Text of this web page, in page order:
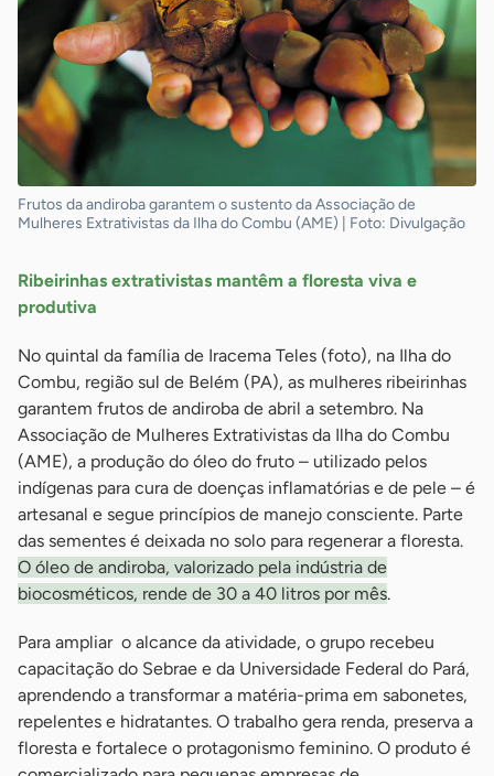
Frutos da andiroba garantem o sustento da Associação de
Mulheres Extrativistas da Ilha do Combu (AME) | Foto: Divulgação
Ribeirinhas extrativistas mantêm a floresta viva e
produtiva
No quintal da família de Iracema Teles (foto), na Ilha do
Combu, região sul de Belém (PA), as mulheres ribeirinhas
garantem frutos de andiroba de abril a setembro. Na
Associação de Mulheres Extrativistas da Ilha do Combu
(AME), a produção do óleo do fruto – utilizado pelos
indígenas para cura de doenças inflamatórias e de pele – é
artesanal e segue princípios de manejo consciente. Parte
das sementes é deixada no solo para regenerar a floresta.
O óleo de andiroba, valorizado pela indústria de
biocosméticos, rende de 30 a 40 litros por mês.
Para ampliar o alcance da atividade, o grupo recebeu
capacitação do Sebrae e da Universidade Federal do Pará,
aprendendo a transformar a matéria-prima em sabonetes,
repelentes e hidratantes. O trabalho gera renda, preserva a
floresta e fortalece o protagonismo feminino. O produto é